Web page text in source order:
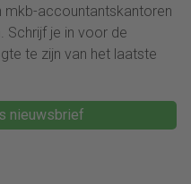
accountantskantoren
Schrijf je in voor de
te zijn van het laatste
nieuwsbrief